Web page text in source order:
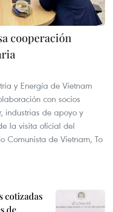
cooperación
y Energía de Vietnam
con socios
industrias de apoyo y
la visita oficial del
Comunista de Vietnam, To
cotizadas
de